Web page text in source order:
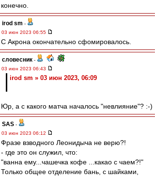
конечно.
irod sm -
03 июн 2023 06:55
С Акрона окончательно сфомировалось.
словесник -
03 июн 2023 06:43
irod sm » 03 июн 2023, 06:09
Юр, а с какого матча началось "невлияние"? :-)
SAS -
03 июн 2023 06:12
Фразе взводного Леонидыча не верю?!
- где это он служил, что:
"ванна ему...чашечка кофе ...какао с чаем?!"
Только общее отделение бань, с шайками,